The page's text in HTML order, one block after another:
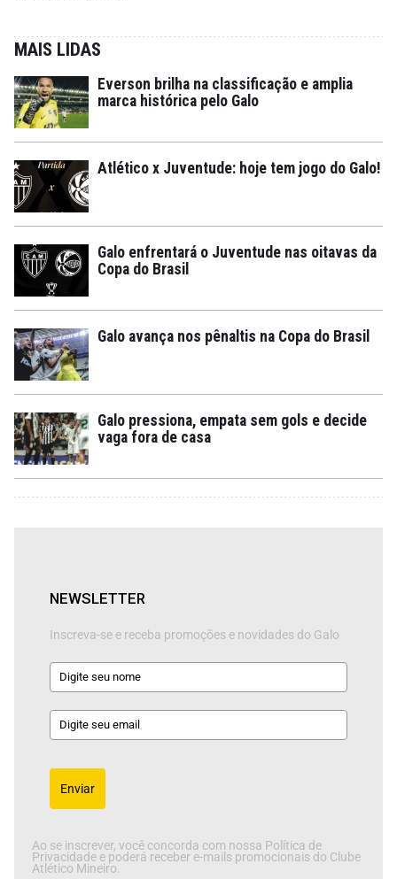
MAIS LIDAS
Everson brilha na classificação e amplia
marca histórica pelo Galo
Atlético x Juventude: hoje tem jogo do Galo!
Galo enfrentará o Juventude nas oitavas da
Copa do Brasil
Galo avança nos pênaltis na Copa do Brasil
Galo pressiona, empata sem gols e decide
vaga fora de casa
NEWSLETTER
Inscreva-se e receba promoções e novidades do Galo
Enviar
Ao se inscrever, você concorda com nossa Política de
Privacidade e poderá receber e-mails promocionais do Clube
Atlético Mineiro.